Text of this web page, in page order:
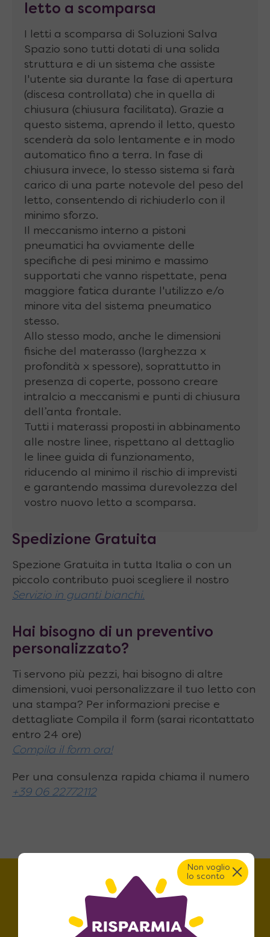
Altre caratteristiche:
Saldatura a laser delle lastre interne
l’uso di colle che possono provocare
allergie o macchiare la fodera)
Retina di protezioneanti usura della
lastra interna
Maniglie di stoffa
Cordone cucito lungo i bordi per durabilità
Sfoderabile
Lavabile
Hydro Gel: è una nuova schiuma contenente
nella mescola delle micro particelle di Gel,
progettata per apportare al materiale una
maggiore freschezza. Non necessita di alcuna
pellicola contenitiva, in quanto perfettamente
stabile e dermatologicamente testato. La
funzione del HydroGel è di mantenere bassa
la temperatura del corpo nei mesi più caldi
dell’anno.
Memory Foam: il Memory Foam dei nostri
materassi è composto da schiuma
poliuretanica a lenta memoria, e offre un
sostegno ottimale con una bassa sensibilità
alle variazioni climatiche. Indeformabile nel
tempo ed ecologico, conforma perfettamente
al corpo, distribuendo il peso in modo
uniforme. Quello in uso è tra i pochi poliuretani
caratteristiche elastiche inalterate alle
variazioni di temperatura.
letto a scomparsa
I letti a scomparsa di Soluzioni Salva
Spazio sono tutti dotati di una solida
struttura e di un sistema che assiste
l'utente sia durante la fase di apertura
(discesa controllata) che in quella di
chiusura (chiusura facilitata). Grazie a
questo sistema, aprendo il letto, questo
scenderà da solo lentamente e in modo
automatico fino a terra. In fase di
chiusura invece, lo stesso sistema si farà
carico di una parte notevole del peso del
letto, consentendo di richiuderlo con il
minimo sforzo.
Il meccanismo interno a pistoni
pneumatici ha ovviamente delle
specifiche di pesi minimo e massimo
supportati che vanno rispettate, pena
maggiore fatica durante l'utilizzo e/o
minore vita del sistema pneumatico
stesso.
Allo stesso modo, anche le dimensioni
fisiche del materasso (larghezza x
profondità x spessore), soprattutto in
presenza di coperte, possono creare
intralcio a meccanismi e punti di chiusura
dell’anta frontale.
Tutti i materassi proposti in abbinamento
alle nostre linee, rispettano al dettaglio
le linee guida di funzionamento,
riducendo al minimo il rischio di imprevisti
e garantendo massima durevolezza del
vostro nuovo letto a scomparsa.
Spedizione Gratuita
Spezione Gratuita in tutta Italia o con un
piccolo contributo puoi scegliere il nostro
Servizio in guanti bianchi.
Hai bisogno di un preventivo
personalizzato?
Ti servono più pezzi, hai bisogno di altre
dimensioni, vuoi personalizzare il tuo letto con
una stampa? Per informazioni precise e
dettagliate Compila il form (sarai ricontattato
entro 24 ore)
Compila il form ora!
Per una consulenza rapida chiama il numero
+39 06 22772112
Trova lo store più vicino a
te!
Non voglio
lo sconto